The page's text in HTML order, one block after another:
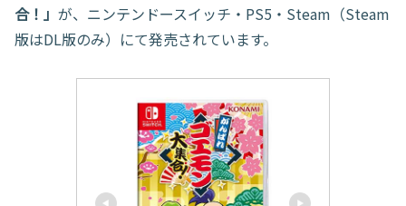
合！」 が、ニンテンドースイッチ・PS5・Steam（Steam
版はDL版のみ）にて発売されています。